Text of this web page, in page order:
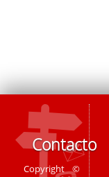
Contacto
Copyright ©